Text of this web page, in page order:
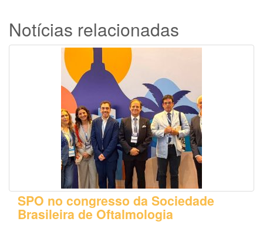
Notícias relacionadas
SPO no congresso da Sociedade
Brasileira de Oftalmologia